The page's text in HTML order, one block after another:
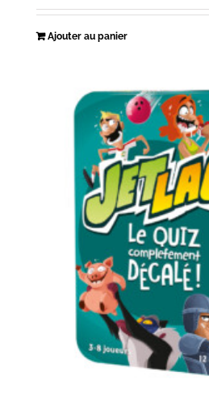
Ajouter au panier